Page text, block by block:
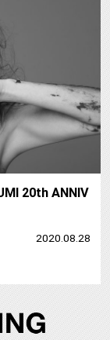
20th ANNIV
2020.08.28